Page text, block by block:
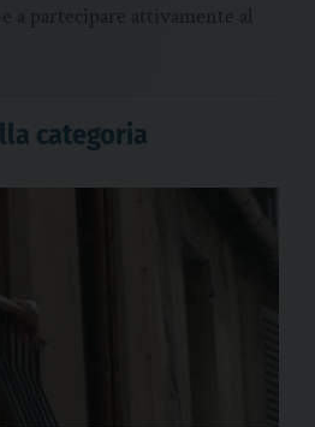
a partecipare attivamente al
categoria